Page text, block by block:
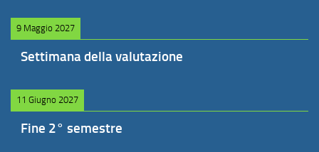
9 Maggio 2027
Settimana della valutazione
11 Giugno 2027
Fine 2° semestre